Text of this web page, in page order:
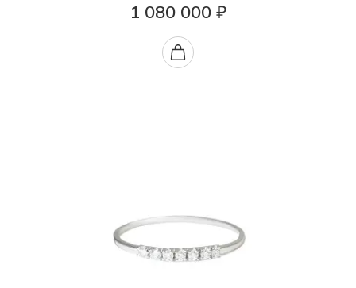
1 080 000 ₽